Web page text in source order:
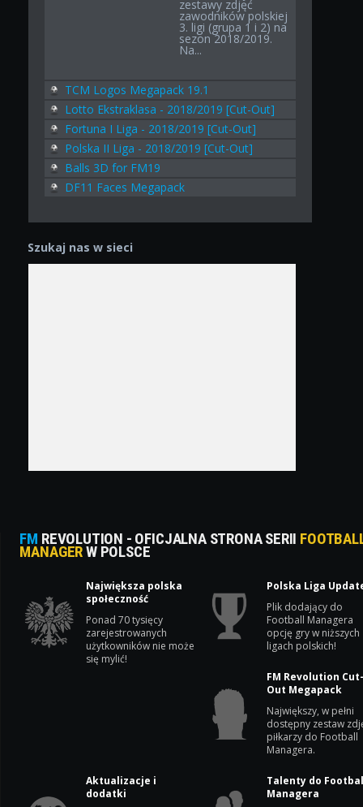
zestawy zdjęć
zawodników polskiej
3. ligi (grupa 1 i 2) na
sezon 2018/2019.
Na...
TCM Logos Megapack 19.1
Lotto Ekstraklasa - 2018/2019 [Cut-Out]
Fortuna I Liga - 2018/2019 [Cut-Out]
Polska II Liga - 2018/2019 [Cut-Out]
Balls 3D for FM19
DF11 Faces Megapack
Szukaj nas w sieci
FM REVOLUTION - OFICJALNA STRONA SERII
MANAGERW POLSCE
Największa polska
społeczność
Ponad 70 tysięcy
zarejestrowanych
użytkowników nie może
się mylić!
Polska Liga
Plik dodający do
Football Managera
opcję gry w niższych
ligach polskich!
FM Revolution
Out Megapack
Największy, w pełni
dostępny zestaw
piłkarzy do Football
Managera.
Aktualizacje i
dodatki
Talenty do
Managera